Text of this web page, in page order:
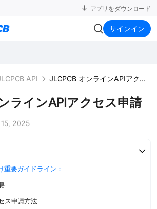
アプリをダウンロード
JLCPCB サインイン
API JLCPCB オンラインAPIアクセス申請
ラインAPIアクセス申請
2025
要ガイドライン：
ス申請方法